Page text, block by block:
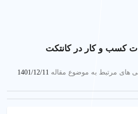
کسب و کار در کانتکت
های مرتبط به موضوع مقاله 1401/12/11